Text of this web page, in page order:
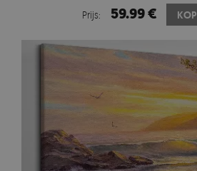
Prijs: 59.99 €